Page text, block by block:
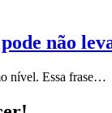
não
nível. Essa frase…